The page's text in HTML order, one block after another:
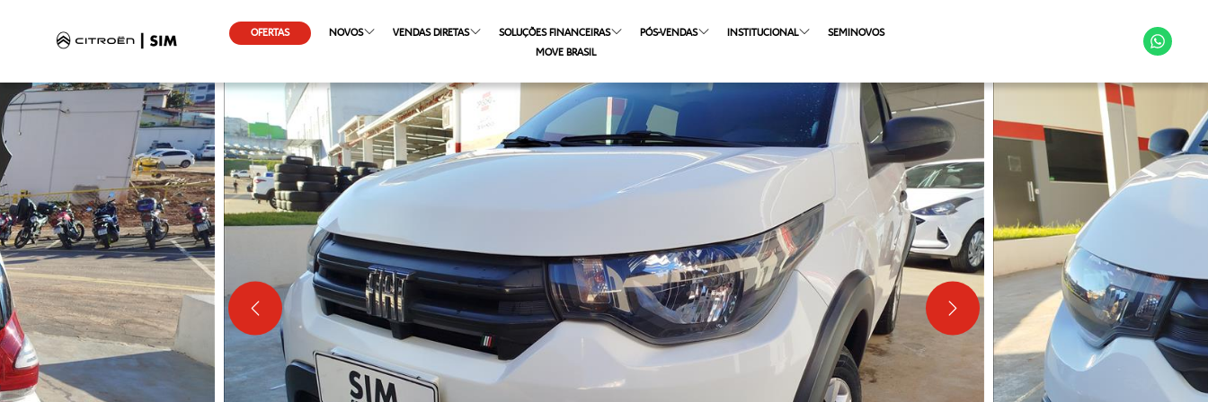
OFERTAS NOVOS VENDAS DIRETAS SOLUÇÕES FINANCEIRAS PÓS-VENDAS INSTITUCIONAL
SEMINOVOS
MOVE BRASIL